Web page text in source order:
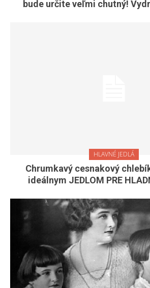
bude určite veľmi chutný!
HLAVNÉ JEDLÁ
Chrumkavý cesnakový
ideálnym JEDLOM PRE